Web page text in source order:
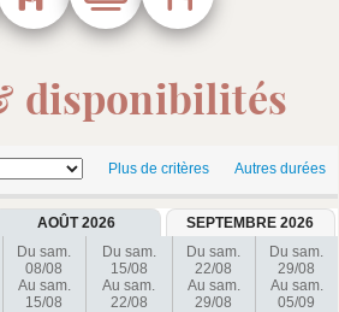
disponibilités
Plus de critères Autres durées
AOÛT 2026
SEPTEMBRE 2026
Du sam.
08/08
Au sam.
15/08
Du sam.
15/08
Au sam.
22/08
Du sam.
22/08
Au sam.
29/08
Du sam.
29/08
Au sam.
05/09